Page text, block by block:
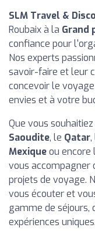
SLM Travel &
Roubaix à la Grand
confiance pour
Nos experts
savoir-faire et leur
concevoir le
envies et à votre
Que vous
Saoudite, le Qatar,
Mexiqueou encore
vous accompagner
projets de voyage.
vous écouter et
gamme de séjours,
expériences uniques.